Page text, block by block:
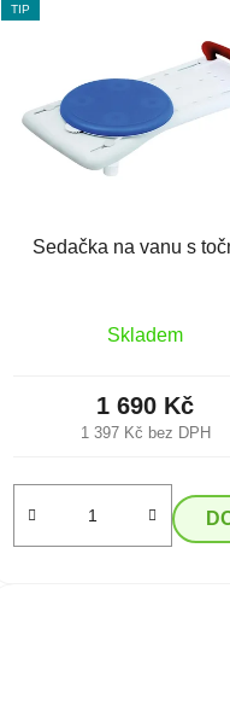
TIP
Sedačka na vanu s
Skladem
1 397 Kč bez DPH
1 690 Kč